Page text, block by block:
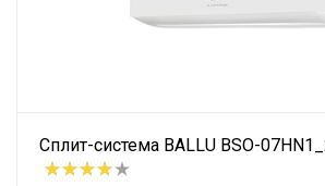
Сплит-система BALLU BSO-